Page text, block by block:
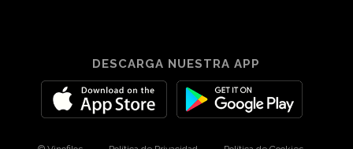
DESCARGA NUESTRA APP